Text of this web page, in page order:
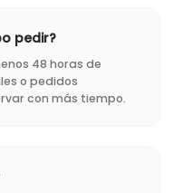
pedir?
48 horas de
o pedidos
con más tiempo.